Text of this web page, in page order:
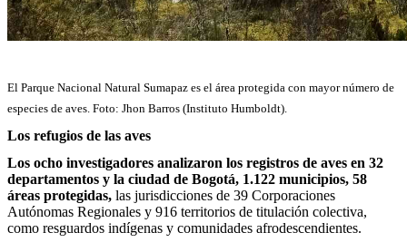
El Parque Nacional Natural Sumapaz es el área protegida con mayor número de
especies de aves. Foto: Jhon Barros (Instituto Humboldt).
Los refugios de las aves
Los ocho investigadores analizaron los registros de aves en 32
departamentos y la ciudad de Bogotá, 1.122 municipios, 58
áreas protegidas, las jurisdicciones de 39 Corporaciones
Autónomas Regionales y 916 territorios de titulación colectiva,
como resguardos indígenas y comunidades afrodescendientes.